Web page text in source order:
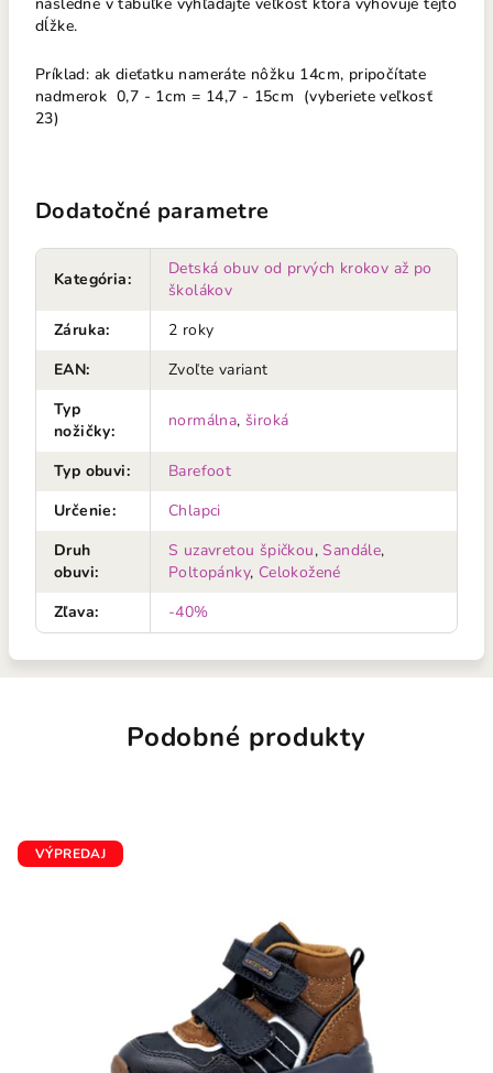
dĺžke.
Príklad: ak dieťatku nameráte nôžku 14cm, pripočítate
nadmerok 0,7 - 1cm = 14,7 - 15cm (vyberiete veľkosť
23)
Dodatočné parametre
Kategória:
Detská obuv od prvých krokov až po
školákov
Záruka:
2 roky
EAN:
Zvoľte variant
Typ
nožičky:
normálna, široká
Typ obuvi:
Barefoot
Určenie:
Chlapci
Druh
obuvi:
S uzavretou špičkou,Sandále,
Poltopánky, Celokožené
Zľava: -40%
Podobné produkty
VÝPREDAJ